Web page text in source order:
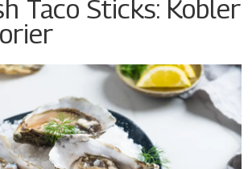
Taco Sticks: Kobler